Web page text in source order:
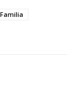
Familia